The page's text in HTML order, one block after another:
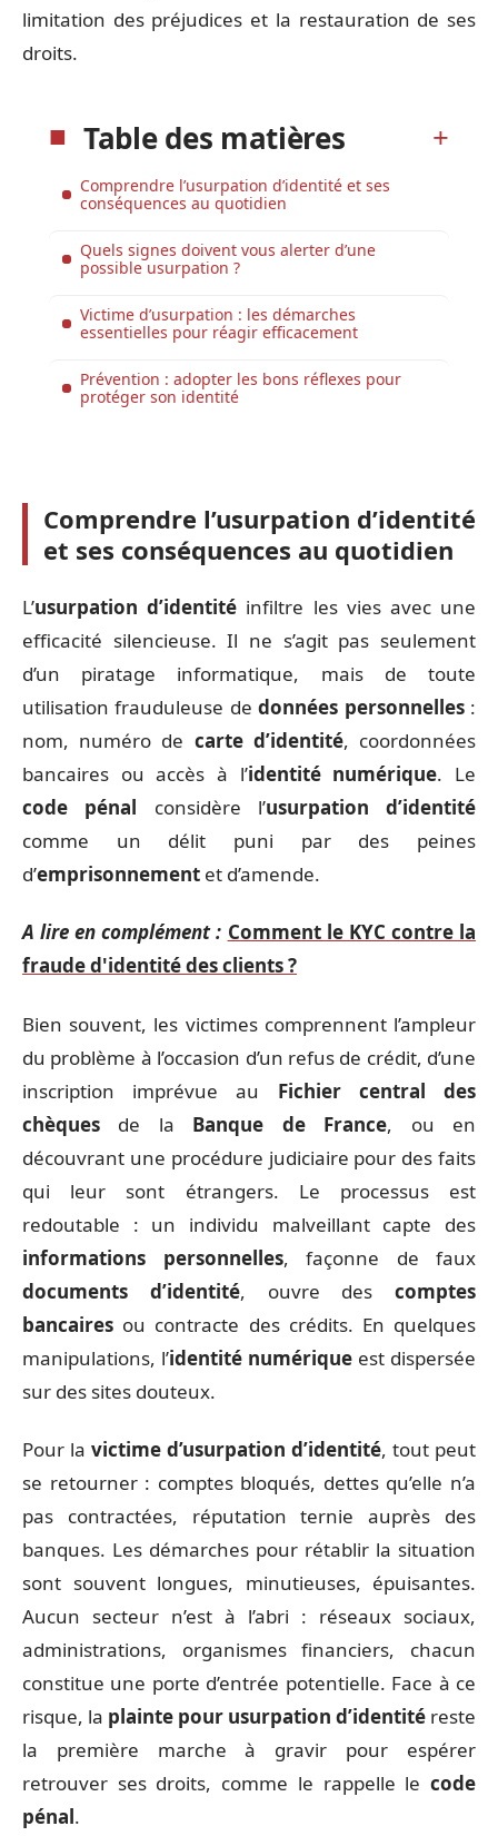
limitation des préjudices et la restauration de ses
droits.
Table des matières
Comprendre l’usurpation d’identité et ses
conséquences au quotidien
Quels signes doivent vous alerter d’une
possible usurpation ?
Victime d’usurpation : les démarches
essentielles pour réagir efficacement
Prévention : adopter les bons réflexes pour
protéger son identité
Comprendre l’usurpation d’identité
et ses conséquences au quotidien
L’usurpation d’identité infiltre les vies avec une
efficacité silencieuse. Il ne s’agit pas seulement
d’un piratage informatique, mais de toute
utilisation frauduleuse dedonnées personnelles:
nom, numéro de carte d’identité, coordonnées
bancaires ou accès à l’identité numérique. Le
code pénal considère l’usurpation d’identité
comme un délit puni par des peines
d’emprisonnement et d’amende.
A lire en complément : Comment le KYC contre la
fraude d'identité des clients ?
Bien souvent, les victimes comprennent l’ampleur
du problème à l’occasion d’un refus de crédit, d’une
inscription imprévue au Fichier central des
chèques de la Banque de France, ou en
découvrant une procédure judiciaire pour des faits
qui leur sont étrangers. Le processus est
redoutable : un individu malveillant capte des
informations personnelles, façonne de faux
documents d’identité, ouvre des comptes
bancaires ou contracte des crédits. En quelques
manipulations, l’identité numérique est dispersée
sur des sites douteux.
Pour la victime d’usurpation d’identité, tout peut
se retourner : comptes bloqués, dettes qu’elle n’a
pas contractées, réputation ternie auprès des
banques. Les démarches pour rétablir la situation
sont souvent longues, minutieuses, épuisantes.
Aucun secteur n’est à l’abri : réseaux sociaux,
administrations, organismes financiers, chacun
constitue une porte d’entrée potentielle. Face à ce
risque, la plainte pour usurpation d’identité reste
la première marche à gravir pour espérer
retrouver ses droits, comme le rappelle le code
pénal.